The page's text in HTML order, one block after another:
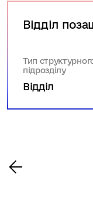
Відділ
Тип
підрозділу
Відділ